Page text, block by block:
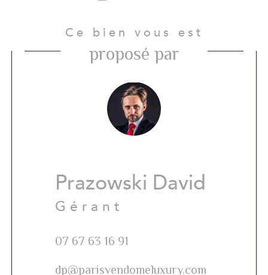
Ce bien vous est
proposé par
Prazowski David
Gérant
07 67 63 16 91
dp@parisvendomeluxury.com